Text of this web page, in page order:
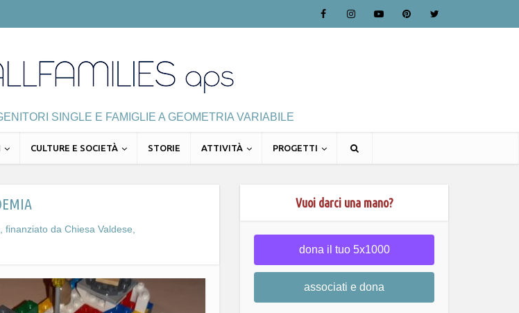
SINGLE E FAMIGLIE A GEOMETRIA VARIABILE
CULTURE E SOCIETÀ STORIE ATTIVITÀ PROGETTI
da Chiesa Valdese,
Vuoi darci una mano?
dona il tuo 5x1000
associati e dona